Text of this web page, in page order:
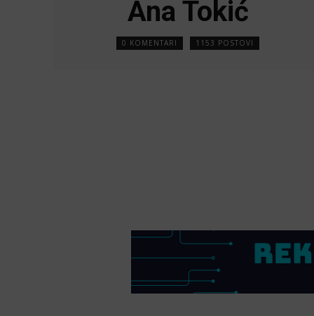
Ana Tokić
0 KOMENTARI 1153 POSTOVI